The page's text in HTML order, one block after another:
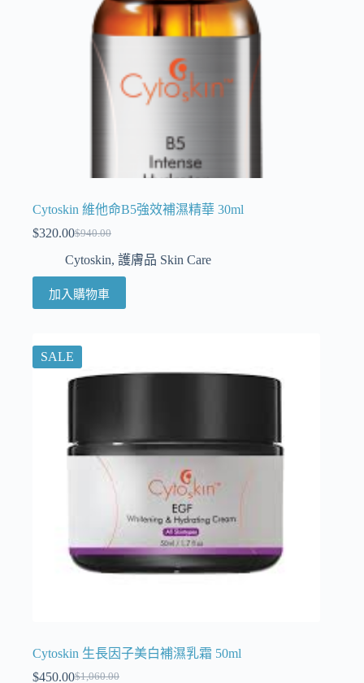
Cytoskin 維他命B5強效補濕精華 30ml
$940.00
$320.00
Cytoskin, 護膚品 Skin Care
加入購物車
SALE
Cytoskin 生長因子美白補濕乳霜 50ml
$1,060.00
$450.00